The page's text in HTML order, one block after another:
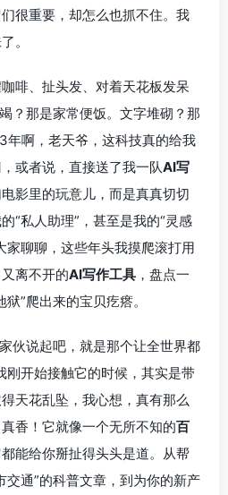
很重要，却怎么也抓不住。我
。
啡、扯头发、对着天花板发呆
？那是家常便饭。文字堆砌？那
年啊，老天爷，这科技真的给我
或者说，直接送了我一队AI写
影里的玩意儿，而是真真切切
“私人助理”，甚至是我的“灵感
家聊聊，这些年头我摸爬滚打用
离不开的AI写作工具 ，盘点一
”爬出来的宝贝疙瘩。
伙说起吧，就是那个让全世界都
刚开始接触它的时候，其实是带
天花乱坠，我心想，真有那么
香！它就像一个无所不知的百
都能给你掰扯得头头是道。从帮
交通”的科普文章，到为你的新产